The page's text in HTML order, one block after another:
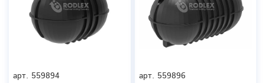
арт. 559894
арт. 559896